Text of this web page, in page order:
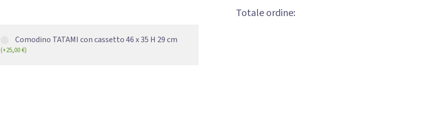
Comodino TATAMI con cassetto 46 x 35 H 29 cm
(+25,00€)
Totale ordine: